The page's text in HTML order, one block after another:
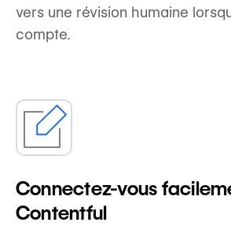
vers une révision humaine
compte.
Connectez-vous
Contentful